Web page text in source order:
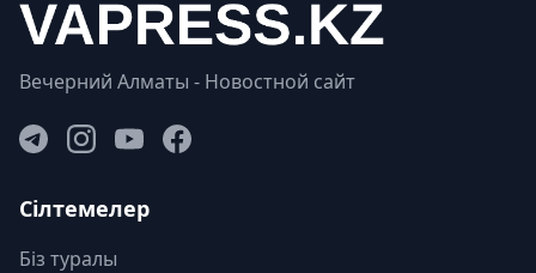
Вечерний Алматы - Новостной сайт
Сілтемелер
Біз туралы